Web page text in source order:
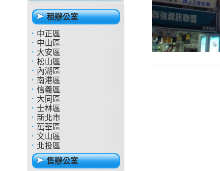
租辦公室
中正區
中山區
大安區
松山區
內湖區
南港區
信義區
大同區
士林區
新北市
萬華區
文山區
北投區
售辦公室